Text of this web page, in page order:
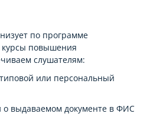
по программе
повышения
слушателям:
или персональный
выдаваемом документе в ФИС